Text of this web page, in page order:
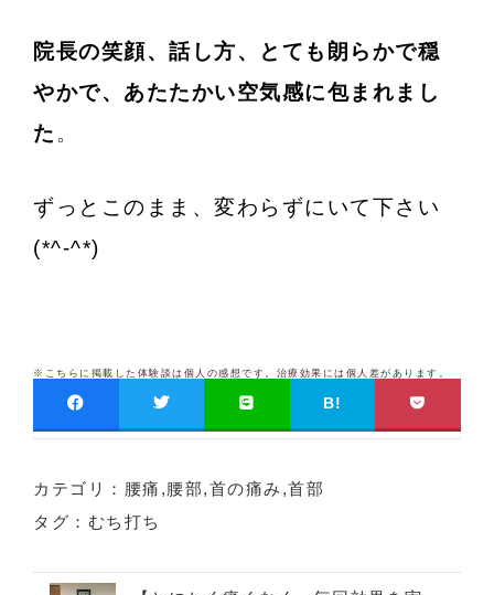
院長の笑顔、話し方、とても朗らかで穏
やかで、あたたかい空気感に包まれまし
た 。
ずっとこのまま、変わらずにいて下さい
(*^-^*)
※こちらに掲載した体験談は個人の感想です。治療効果には個人差があります。
B!
カテゴリ： 腰痛 ,腰部,首の痛み ,首部
タグ： むち打ち